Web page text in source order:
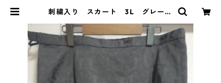
刺繍入り スカート 3L グレー